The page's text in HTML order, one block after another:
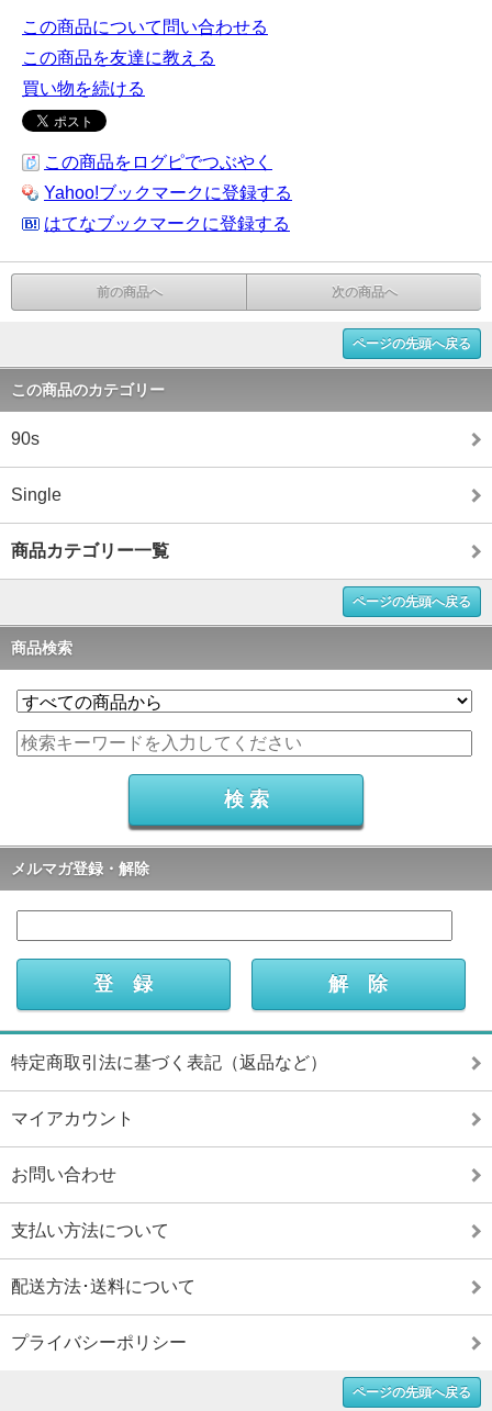
この商品について問い合わせる
この商品を友達に教える
買い物を続ける
この商品をログピでつぶやく
Yahoo!ブックマークに登録する
はてなブックマークに登録する
前の商品へ 次の商品へ
ページの先頭へ戻る
この商品のカテゴリー
90s
Single
商品カテゴリー一覧
ページの先頭へ戻る
商品検索
メルマガ登録・解除
特定商取引法に基づく表記（返品など）
マイアカウント
お問い合わせ
支払い方法について
配送方法･送料について
プライバシーポリシー
ページの先頭へ戻る